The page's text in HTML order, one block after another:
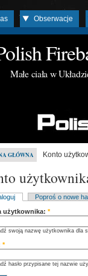
Obserwacje
Małe ciała w
GŁÓWNA Konto
Poproś o nowe
użytkownika: *
swoją nazwę użytkownika dla
*
hasło przypisane tej nazwie